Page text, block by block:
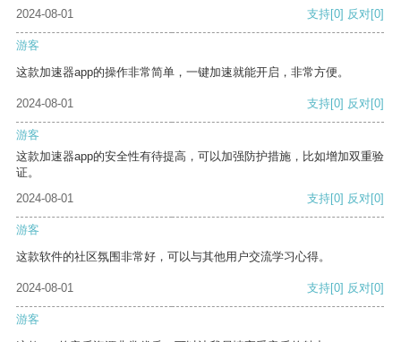
2024-08-01
支持[0] 反对[0]
游客
这款加速器app的操作非常简单，一键加速就能开启，非常方便。
2024-08-01 支持[0] 反对[0]
游客
这款加速器app的安全性有待提高，可以加强防护措施，比如增加双重验
证。
2024-08-01
支持[0] 反对[0]
游客
这款软件的社区氛围非常好，可以与其他用户交流学习心得。
2024-08-01 支持[0] 反对[0]
游客